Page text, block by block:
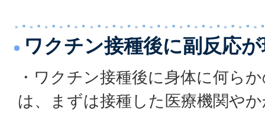
ワクチン接種後に副反応
・ワクチン接種後に身体に何ら
は、まずは接種した医療機関や